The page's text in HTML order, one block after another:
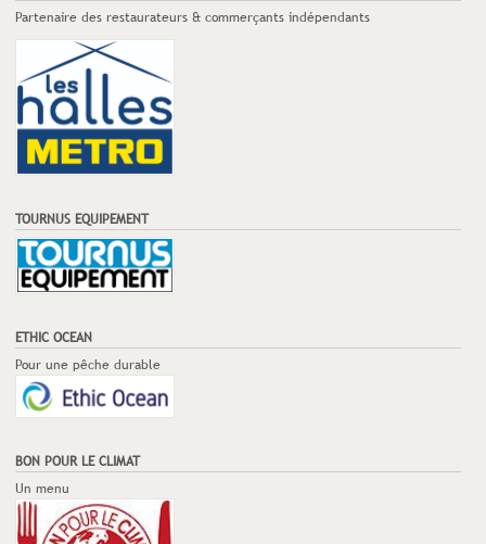
Partenaire des restaurateurs & commerçants indépendants
TOURNUS EQUIPEMENT
ETHIC OCEAN
Pour une pêche durable
BON POUR LE CLIMAT
Un menu